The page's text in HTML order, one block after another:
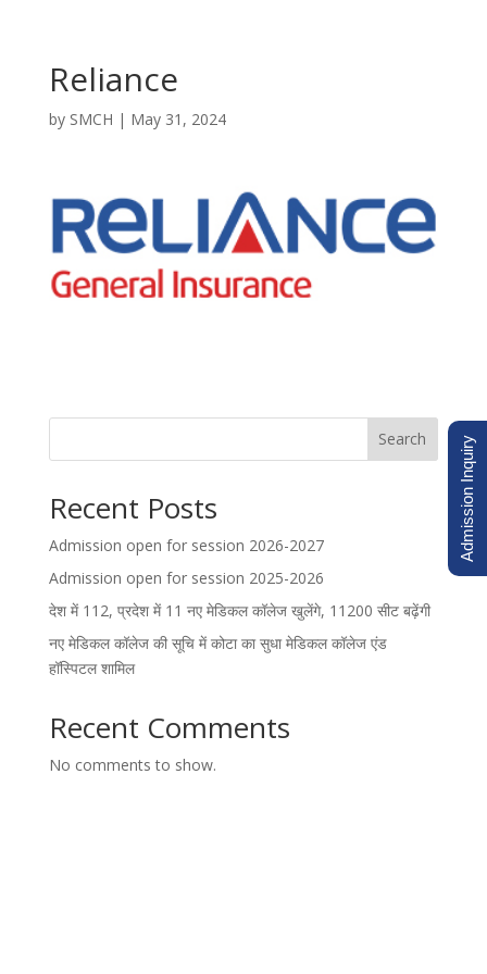
Reliance
by SMCH | May 31, 2024
Search
Recent Posts
Admission open for session 2026-2027
Admission open for session 2025-2026
देश में 112, प्रदेश में 11 नए मेडिकल कॉलेज खुलेंगे, 11200 सीट बढ़ेंगी
नए मेडिकल कॉलेज की सूचि में कोटा का सुधा मेडिकल कॉलेज एंड
हॉस्पिटल शामिल
Recent Comments
No comments to show.
Admission Inquiry